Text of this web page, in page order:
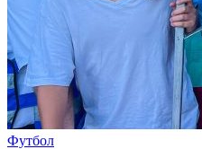
Футбол